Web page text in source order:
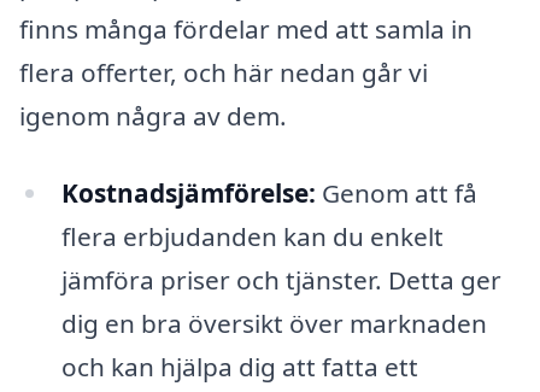
finns många fördelar med att samla in
flera offerter, och här nedan går vi
igenom några av dem.
Kostnadsjämförelse: Genom att få
flera erbjudanden kan du enkelt
jämföra priser och tjänster. Detta ger
dig en bra översikt över marknaden
och kan hjälpa dig att fatta ett